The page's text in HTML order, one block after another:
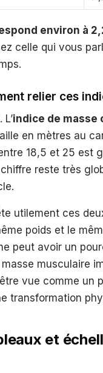
environ à
celle qui vous
relier ces
indice de masse
en mètres au
18,5 et 25 est
reste très
utilement ces
poids et le
peut avoir un
musculaire
vue comme un
transformation
et